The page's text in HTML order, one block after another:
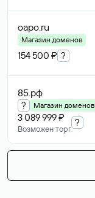
oapo.ru
Магазин доменов
154 500 ₽ ?
85.рф
? Магазин доменов
3 089 999 ₽
Возможен торг
?